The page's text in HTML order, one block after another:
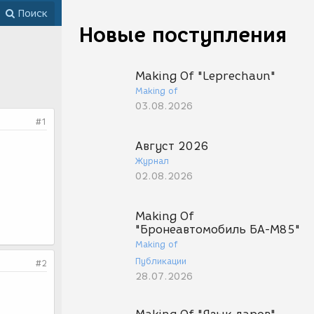
Новые поступления
Making Of "Leprechaun"
Making of
03.08.2026
Август 2026
Журнал
02.08.2026
Making Of
"Бронеавтомобиль БА-М85"
Making of
Публикации
28.07.2026
Поиск
#1
#2